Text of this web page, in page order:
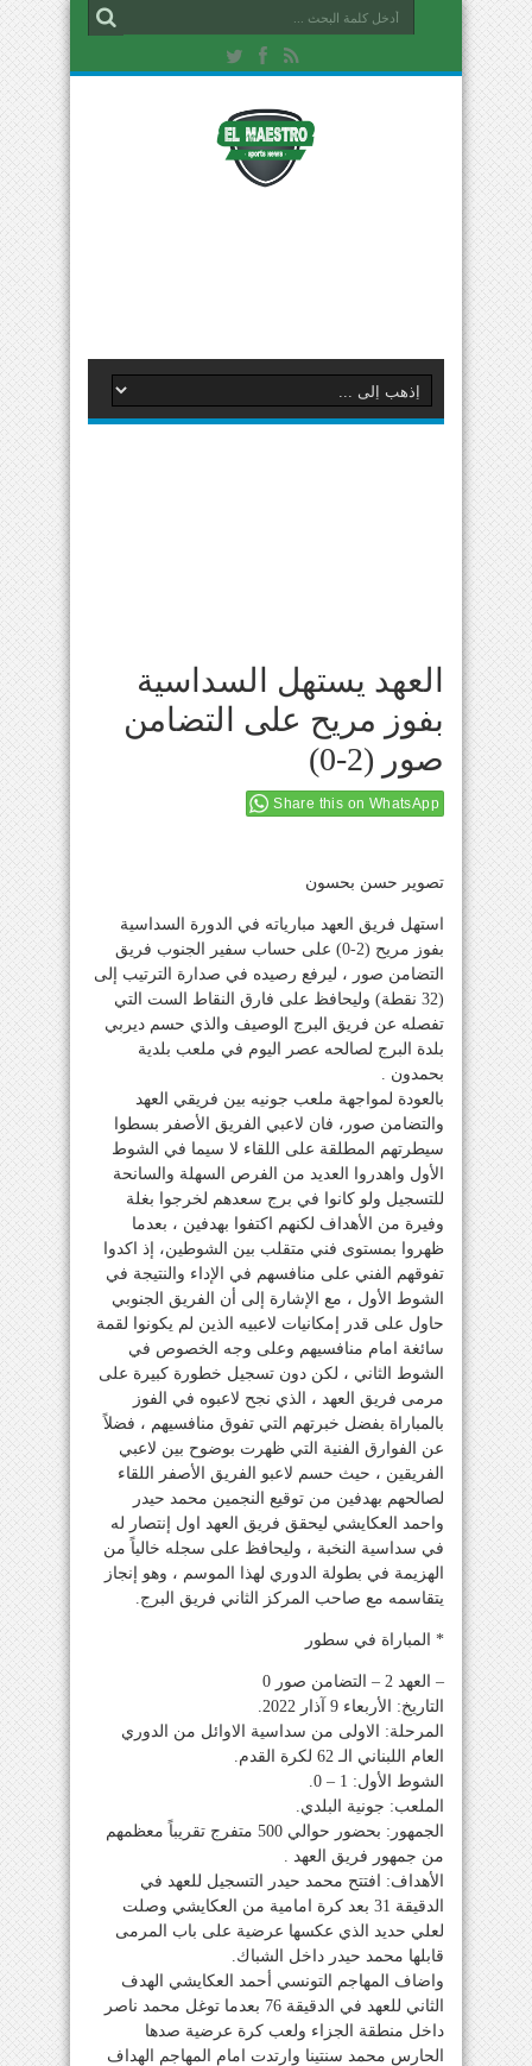
العهد يستهل السداسية
بفوز مريح على التضامن
صور (2-0)
Share this on WhatsApp
تصوير حسن بحسون
استهل فريق العهد مبارياته في الدورة السداسية
بفوز مريح (2-0) على حساب سفير الجنوب فريق
التضامن صور ، ليرفع رصيده في صدارة الترتيب إلى
(32 نقطة) وليحافظ على فارق النقاط الست التي
تفصله عن فريق البرج الوصيف والذي حسم ديربي
بلدة البرج لصالحه عصر اليوم في ملعب بلدية
بحمدون .
بالعودة لمواجهة ملعب جونيه بين فريقي العهد
والتضامن صور، فان لاعبي الفريق الأصفر بسطوا
سيطرتهم المطلقة على اللقاء لا سيما في الشوط
الأول واهدروا العديد من الفرص السهلة والسانحة
للتسجيل ولو كانوا في برج سعدهم لخرجوا بغلة
وفيرة من الأهداف لكنهم اكتفوا بهدفين ، بعدما
ظهروا بمستوى فني متقلب بين الشوطين، إذ اكدوا
تفوقهم الفني على منافسهم في الإداء والنتيجة في
الشوط الأول ، مع الإشارة إلى أن الفريق الجنوبي
حاول على قدر إمكانيات لاعبيه الذين لم يكونوا لقمة
سائغة امام منافسيهم وعلى وجه الخصوص في
الشوط الثاني ، لكن دون تسجيل خطورة كبيرة على
مرمى فريق العهد ، الذي نجح لاعبوه في الفوز
بالمباراة بفضل خبرتهم التي تفوق منافسيهم ، فضلاً
عن الفوارق الفنية التي ظهرت بوضوح بين لاعبي
الفريقين ، حيث حسم لاعبو الفريق الأصفر اللقاء
لصالحهم بهدفين من توقيع النجمين محمد حيدر
واحمد العكايشي ليحقق فريق العهد اول إنتصار له
في سداسية النخبة ، وليحافظ على سجله خالياً من
الهزيمة في بطولة الدوري لهذا الموسم ، وهو إنجاز
يتقاسمه مع صاحب المركز الثاني فريق البرج.
* المباراة في سطور
– العهد 2 – التضامن صور 0
التاريخ: الأربعاء 9 آذار 2022.
المرحلة: الاولى من سداسية الاوائل من الدوري
العام اللبناني الـ 62 لكرة القدم.
الشوط الأول: 1 – 0.
الملعب: جونية البلدي.
الجمهور: بحضور حوالي 500 متفرج تقريباً معظمهم
من جمهور فريق العهد .
الأهداف: افتتح محمد حيدر التسجيل للعهد في
الدقيقة 31 بعد كرة امامية من العكايشي وصلت
لعلي حديد الذي عكسها عرضية على باب المرمى
قابلها محمد حيدر داخل الشباك.
واضاف المهاجم التونسي أحمد العكايشي الهدف
الثاني للعهد في الدقيقة 76 بعدما توغل محمد ناصر
داخل منطقة الجزاء ولعب كرة عرضية صدها
الحارس محمد سنتينا وارتدت امام المهاجم الهداف